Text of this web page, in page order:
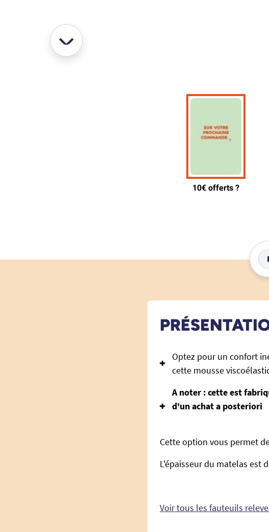
Optez pour un confort
cette mousse
A noter : cette est
d'un achat a posteriori
Cette option vous permet
L'épaisseur du matelas est
Voir tous les fauteuils